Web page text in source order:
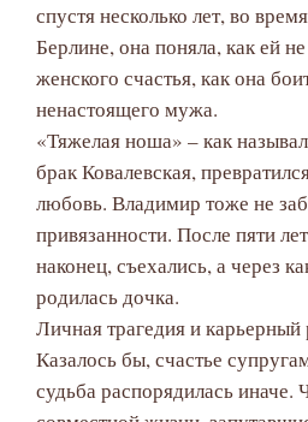
спустя несколько лет, во
Берлине, она поняла, как ей
женского счастья, как она
ненастоящего мужа.
«Тяжелая ноша» – как
брак Ковалевская,
любовь. Владимир тоже не
привязанности. После пяти
наконец, съехались, а через
родилась дочка.
Личная трагедия и карьерный
Казалось бы, счастье
судьба распорядилась иначе.